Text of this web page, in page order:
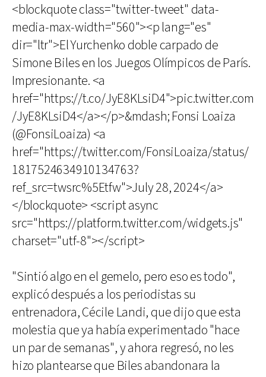
<blockquote class="twitter-tweet" data-
media-max-width="560"><p lang="es"
dir="ltr">El Yurchenko doble carpado de
Simone Biles en los Juegos Olímpicos de París.
Impresionante. <a
href="https://t.co/JyE8KLsiD4">pic.twitter.com
/JyE8KLsiD4</a></p>&mdash; Fonsi Loaiza
(@FonsiLoaiza) <a
href="https://twitter.com/FonsiLoaiza/status/
1817524634910134763?
ref_src=twsrc%5Etfw">July 28, 2024</a>
</blockquote> <script async
src="https://platform.twitter.com/widgets.js"
charset="utf-8"></script>
"Sintió algo en el gemelo, pero eso es todo",
explicó después a los periodistas su
entrenadora, Cécile Landi, que dijo que esta
molestia que ya había experimentado "hace
un par de semanas", y ahora regresó, no les
hizo plantearse que Biles abandonara la